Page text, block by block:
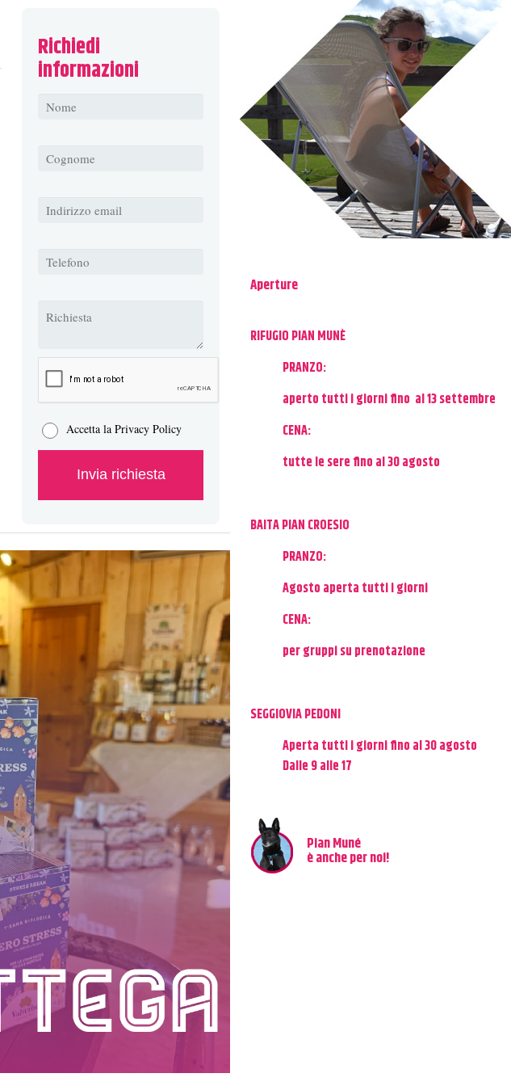
Richiedi
informazioni
Accetta la Privacy Policy
Aperture
RIFUGIO PIAN MUNÈ
PRANZO:
aperto tutti i giorni fino al 13 settembre
CENA:
tutte le sere fino al 30 agosto
BAITA PIAN CROESIO
PRANZO:
Agosto aperta tutti i giorni
CENA:
per gruppi su prenotazione
SEGGIOVIA PEDONI
Aperta tutti i giorni fino al 30 agosto
Dalle 9 alle 17
Pian Muné
è anche per noi!